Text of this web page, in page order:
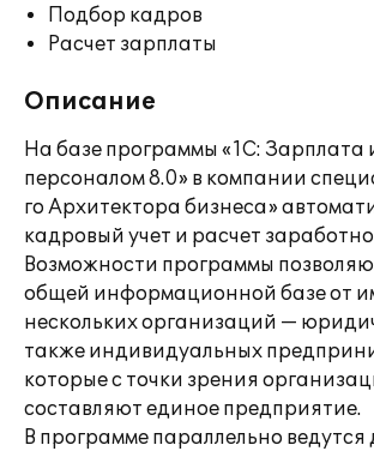
Подбор кадров
Расчет зарплаты
Описание
На базе программы «1С: Зарплата
персоналом 8.0» в компании
го Архитектора бизнеса»
кадровый учет и расчет
Возможности программы
общей информационной базе от
нескольких организаций —
также индивидуальных
которые с точки зрения
составляют единое предприятие.
В программе параллельно ведутся